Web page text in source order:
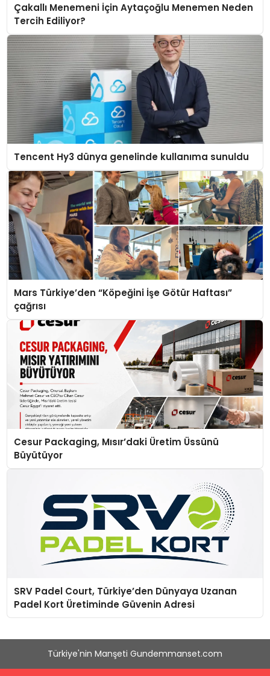
Çakallı Menemeni İçin Aytaçoğlu Menemen Neden
Tercih Ediliyor?
Tencent Hy3 dünya genelinde kullanıma sunuldu
Mars Türkiye’den “Köpeğini İşe Götür Haftası”
çağrısı
Cesur Packaging, Mısır’daki Üretim Üssünü
Büyütüyor
SRV Padel Court, Türkiye’den Dünyaya Uzanan
Padel Kort Üretiminde Güvenin Adresi
Türkiye'nin Manşeti Gundemmanset.com